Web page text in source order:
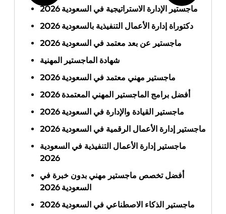
ماجستير الإدارة الاستراتيجية في السعودية 2026
دكتوراة إدارة الأعمال التنفيذية بالسعودية 2026
ماجستير عن بعد معتمد في السعودية 2026
شهادة الماجستير المهنية
ماجستير مهني معتمد في السعودية 2026
أفضل برامج الماجستير المهني المعتمدة 2026
ماجستير القيادة والإدارة في السعودية 2026
ماجستير إدارة الأعمال الرقمية في السعودية 2026
ماجستير إدارة الأعمال التنفيذية في السعودية
2026
أفضل تخصص ماجستير مهني بدون خبرة في
السعودية 2026
ماجستير الذكاء الاصطناعي في السعودية 2026